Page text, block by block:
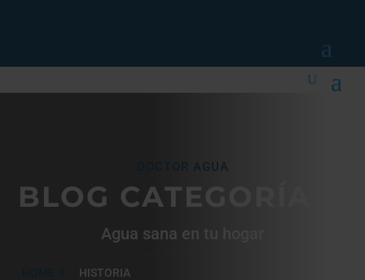
DOCTOR AGUA
BLOG CATEGORÍA
Agua sana en tu hogar
HISTORIA